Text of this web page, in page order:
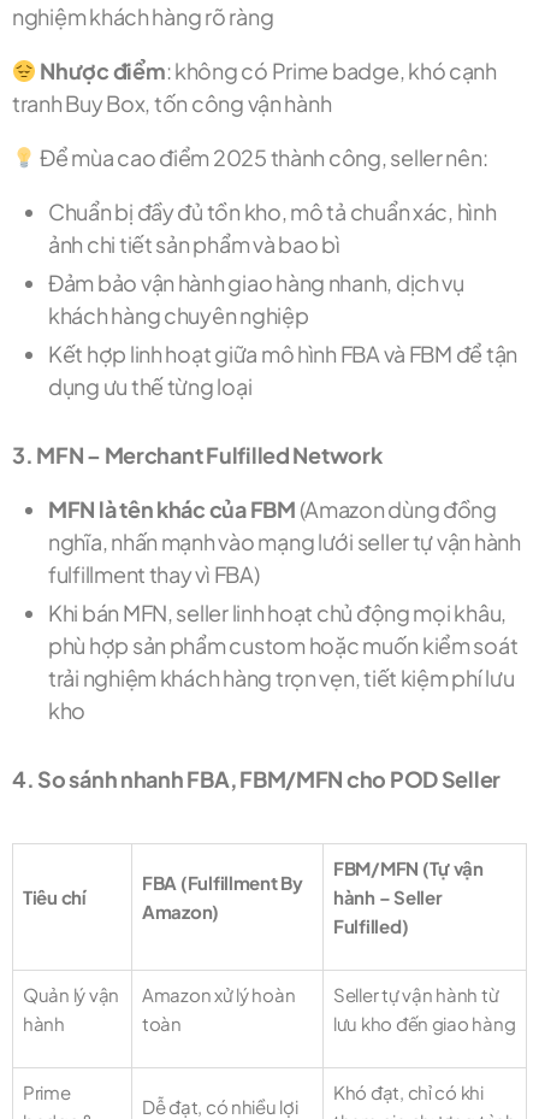
nghiệm khách hàng rõ ràng
Nhược điểm: không có Prime badge, khó cạnh
tranh Buy Box, tốn công vận hành
Để mùa cao điểm 2025 thành công, seller nên:
Chuẩn bị đầy đủ tồn kho, mô tả chuẩn xác, hình
ảnh chi tiết sản phẩm và bao bì
Đảm bảo vận hành giao hàng nhanh, dịch vụ
khách hàng chuyên nghiệp
Kết hợp linh hoạt giữa mô hình FBA và FBM để tận
dụng ưu thế từng loại
3. MFN – Merchant Fulfilled Network
MFN là tên khác của FBM (Amazon dùng đồng
nghĩa, nhấn mạnh vào mạng lưới seller tự vận hành
fulfillment thay vì FBA)
Khi bán MFN, seller linh hoạt chủ động mọi khâu,
phù hợp sản phẩm custom hoặc muốn kiểm soát
trải nghiệm khách hàng trọn vẹn, tiết kiệm phí lưu
kho
4. So sánh nhanh FBA, FBM/MFN cho POD Seller
Tiêu chí
FBA (Fulfillment By
Amazon)
FBM/MFN (Tự vận
hành – Seller
Fulfilled)
Quản lý vận
hành
Amazon xử lý hoàn
toàn
Seller tự vận hành từ
lưu kho đến giao hàng
Prime
Dễ đạt, có nhiều lợi
Khó đạt, chỉ có khi